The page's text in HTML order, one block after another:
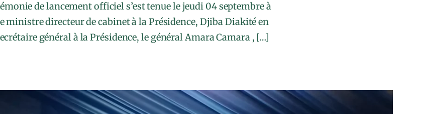
de lancement officiel s’est tenue le jeudi 04 septembre à
ministre directeur de cabinet à la Présidence, Djiba Diakité en
général à la Présidence, le général Amara Camara , […]